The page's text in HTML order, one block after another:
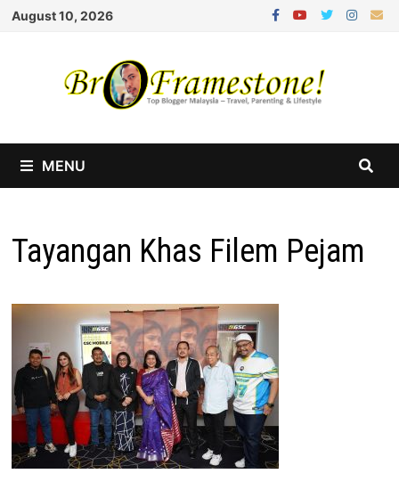
Skip
August 10, 2026
MENU
Tayangan Khas Filem Pejam